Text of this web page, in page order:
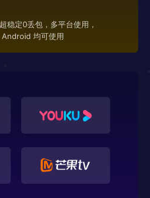
稳定0丢包，多平台使用，
均可使用